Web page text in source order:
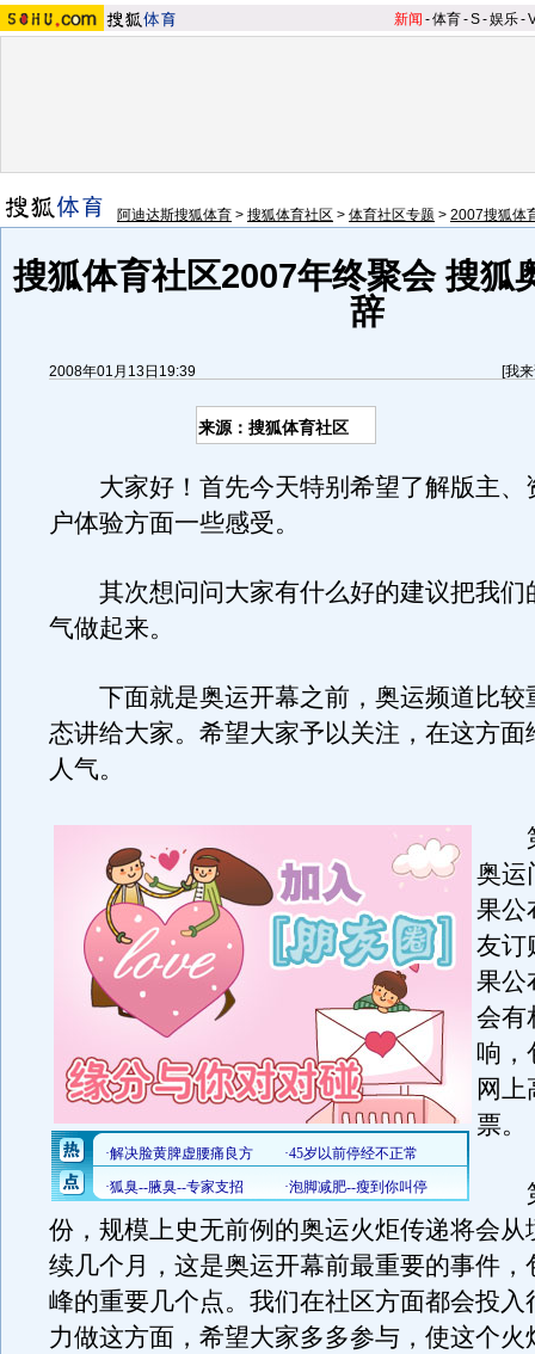
新闻 -体育-S-娱乐-
阿迪达斯搜狐体育 > 搜狐体育社区 > 体育社区专题 > 2007搜狐体
搜狐体育社区2007年终聚会 搜狐
辞
2008年01月13日19:39 [我
来源：搜狐体育社区
大家好！首先今天特别希望了解版主、
户体验方面一些感受。
其次想问问大家有什么好的建议把我们
气做起来。
下面就是奥运开幕之前，奥运频道比较
态讲给大家。希望大家予以关注，在这方面
人气。
第
奥运
果公
友订
果公
会有
响，
网上
票。
第
份，规模上史无前例的奥运火炬传递将会从
续几个月，这是奥运开幕前最重要的事件，
峰的重要几个点。我们在社区方面都会投入
力做这方面，希望大家多多参与，使这个火